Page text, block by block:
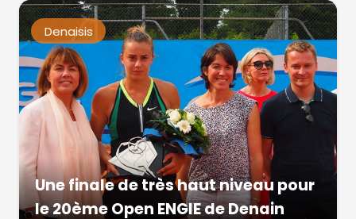
Denaisis
Une finale de très haut niveau pour
le 20ème Open ENGIE de Denain